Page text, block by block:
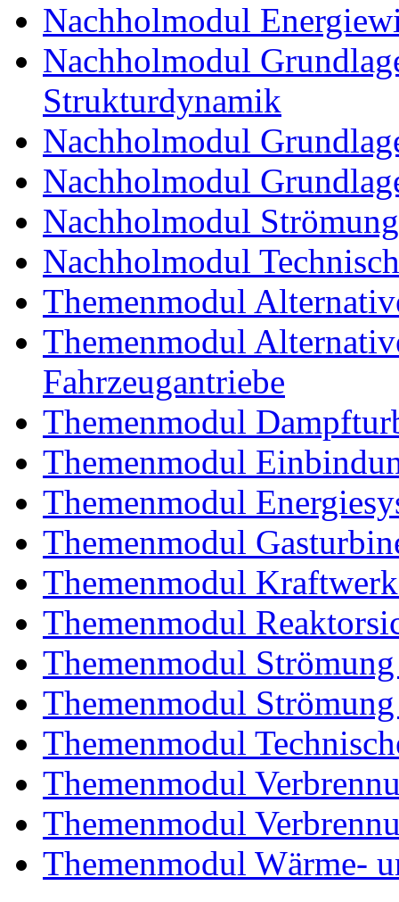
Nachholmodul
Nachholmodul
Strukturdynamik
Nachholmodul
Nachholmodul
Nachholmodul
Nachholmodul
Themenmodul
Themenmodul
Fahrzeugantriebe
Themenmodul
Themenmodul
Themenmodul
Themenmodul
Themenmodul
Themenmodul
Themenmodul
Themenmodul
Themenmodul
Themenmodul
Themenmodul
Themenmodul Wärme-